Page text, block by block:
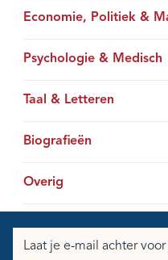
Economie, Politiek &
Psychologie & Medisch
Taal & Letteren
Biografieën
Overig
mailadres